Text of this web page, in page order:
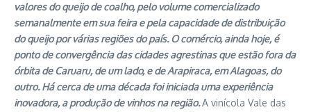
valores do queijo de coalho, pelo volume comercializado
semanalmente em sua feira e pela capacidade de distribuição
do queijo por várias regiões do país. O comércio, ainda hoje, é
ponto de convergência das cidades agrestinas que estão fora da
órbita de Caruaru, de um lado, e de Arapiraca, em Alagoas, do
outro. Há cerca de uma década foi iniciada uma experiência
inovadora, a produção de vinhos na região.A vinícola Vale das